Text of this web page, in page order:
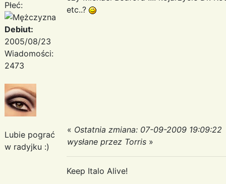
Płeć:
Debiut:
2005/08/23
Wiadomości:
2473
Lubie pograć
w radyjku :)
etc..?
« Ostatnia zmiana: 07-09-2009 19:09:22
wysłane przez Torris »
Keep Italo Alive!